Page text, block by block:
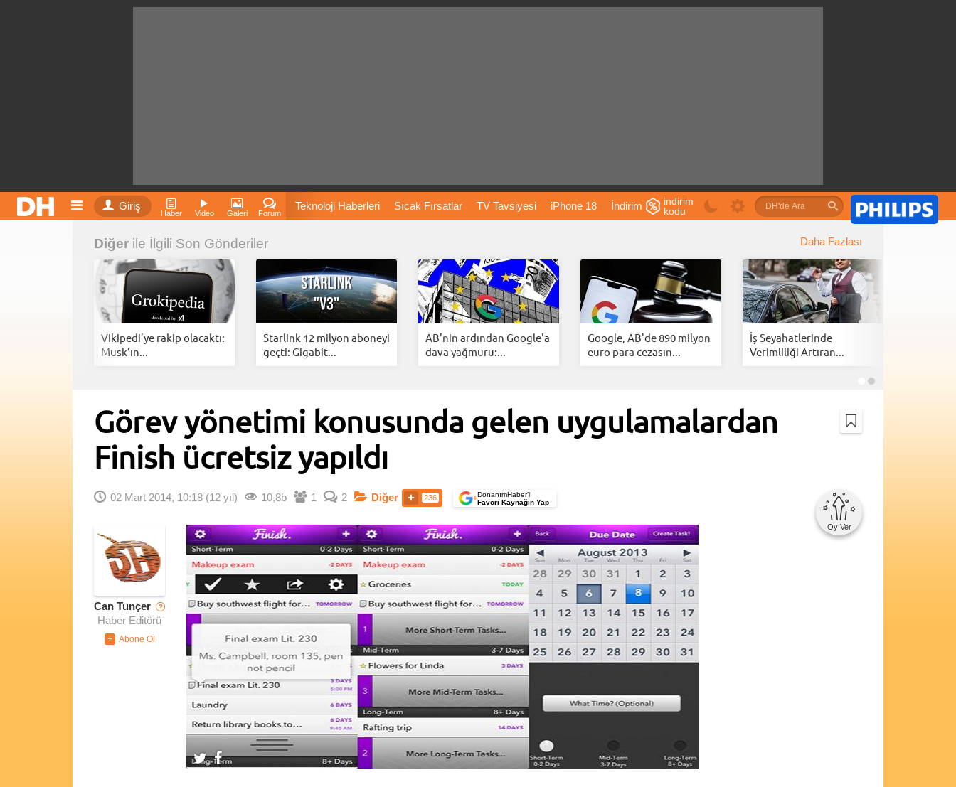
Giriş
Haber Video Galeri Forum
Teknoloji Haberleri Sıcak Fırsatlar TV Tavsiyesi iPhone 18 İndirim
Fiyatları Vizyondaki Filmler Bitcoin Dizi Önerileri Telefon Önerileri
İnstagram Dondurma İnstagram Çöktü Mü
indirim
kodu
Diğer ile İlgili Son Gönderiler Daha Fazlası
Vikipedi’ye rakip olacaktı:
Musk’ın...
Starlink 12 milyon aboneyi
geçti: Gigabit...
AB'nin ardından Google'a
dava yağmuru:...
Google, AB'de 890 milyon
euro para cezasın...
İş Seyahatlerinde
Verimliliği Artıran...
Görev yönetimi konusunda gelen uygulamalardan
Finish ücretsiz yapıldı
02 Mart 2014, 10:18 (12 yıl) 10,8b 1 2 Diğer 236 +DonanımHaber’i
Favori Kaynağın Yap
Oy Ver
Can Tunçer ?
Haber Editörü